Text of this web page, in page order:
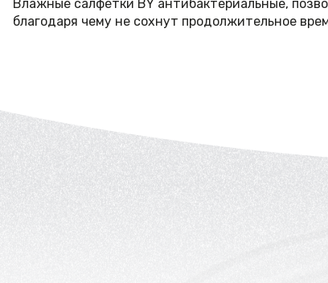
Влажные салфетки BY антибактериальные,
благодаря чему не сохнут продолжительное